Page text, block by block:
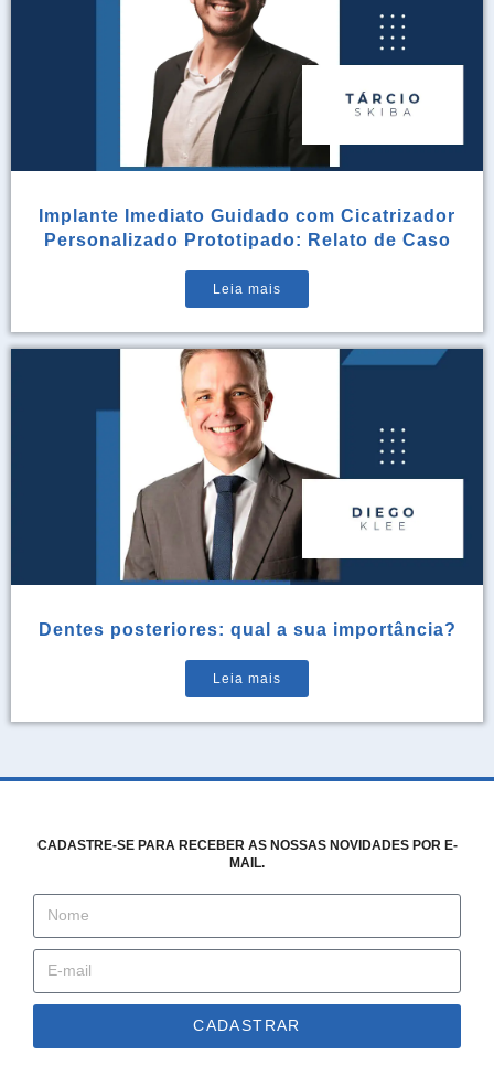
Implante Imediato Guidado com Cicatrizador
Personalizado Prototipado: Relato de Caso
Leia mais
Dentes posteriores: qual a sua importância?
Leia mais
CADASTRE-SE PARA RECEBER AS NOSSAS NOVIDADES POR E-
MAIL.
CADASTRAR